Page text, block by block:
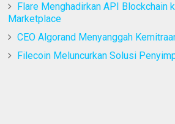
Flare Menghadirkan API Blockchain
Marketplace
CEO Algorand Menyanggah
Filecoin Meluncurkan Solusi